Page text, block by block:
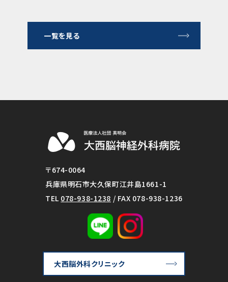
一覧を見る
〒674-0064
兵庫県明石市大久保町江井島1661-1
TEL 078-938-1238 / FAX 078-938-1236
大西脳外科クリニック